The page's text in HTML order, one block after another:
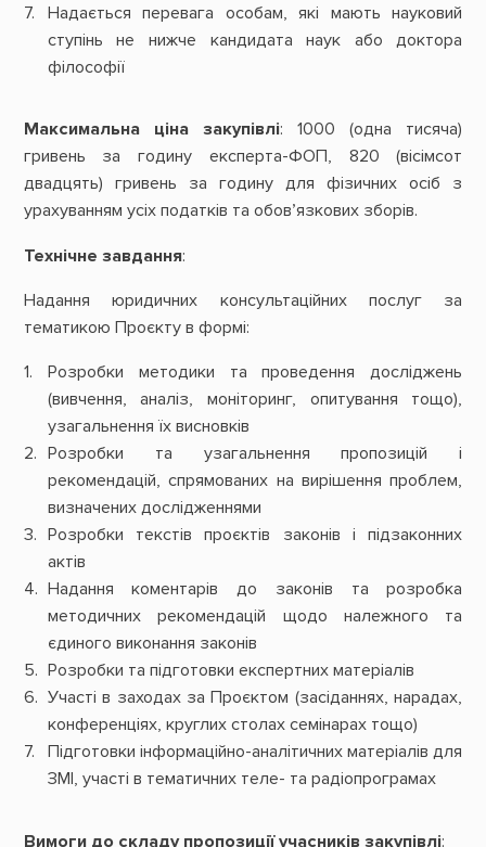
Надається перевага особам, які мають науковий
ступінь не нижче кандидата наук або доктора
філософії
Максимальна ціна закупівлі: 1000 (одна тисяча)
гривень за годину експерта-ФОП, 820 (вісімсот
двадцять) гривень за годину для фізичних осіб з
урахуванням усіх податків та обов’язкових зборів.
Технічне завдання:
Надання юридичних консультаційних послуг за
тематикою Проєкту в формі:
Розробки методики та проведення досліджень
(вивчення, аналіз, моніторинг, опитування тощо),
узагальнення їх висновків
Розробки та узагальнення пропозицій і
рекомендацій, спрямованих на вирішення проблем,
визначених дослідженнями
Розробки текстів проєктів законів і підзаконних
актів
Надання коментарів до законів та розробка
методичних рекомендацій щодо належного та
єдиного виконання законів
Розробки та підготовки експертних матеріалів
Участі в заходах за Проєктом (засіданнях, нарадах,
конференціях, круглих столах семінарах тощо)
Підготовки інформаційно-аналітичних матеріалів для
ЗМІ, участі в тематичних теле- та радіопрограмах
Вимоги до складу пропозиції учасників закупівлі: